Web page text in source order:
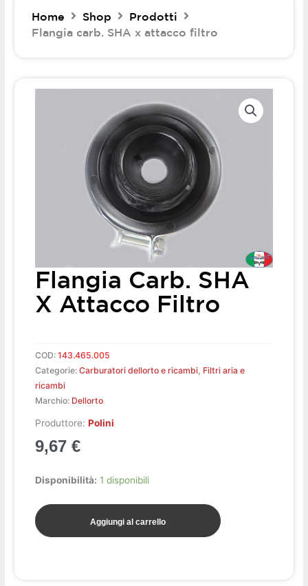
Home Shop
Prodotti
Flangia carb. SHA x attacco filtro
Flangia Carb. SHA
X Attacco Filtro
COD:143.465.005
Categorie:Carburatori dellorto e ricambi Filtri aria e
ricambi
Marchio: Dellorto
Produttore:Polini
9,67€
Disponibilità: 1 disponibili
Flangia
SHA
x
attacco
Aggiungi al carrello